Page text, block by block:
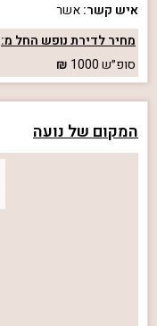
איש קשר:אשר
מחיר לדירת נופש החל מ:
סופ״ש1000
המקום של נועה